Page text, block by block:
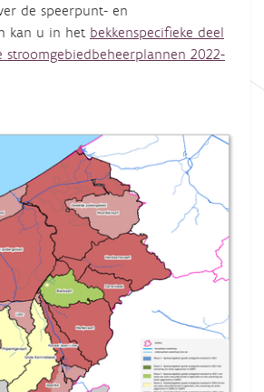
de speerpunt- en
kan u in het bekkenspecifieke deel
stroomgebiedbeheerplannen 2022-